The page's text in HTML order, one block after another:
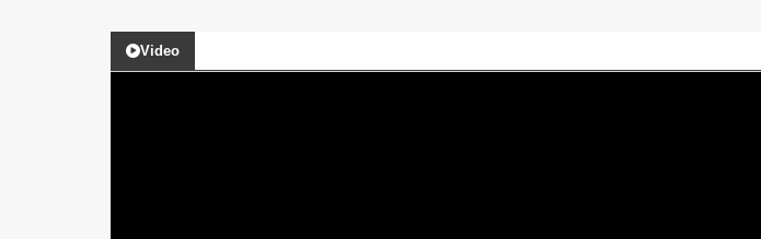
Video